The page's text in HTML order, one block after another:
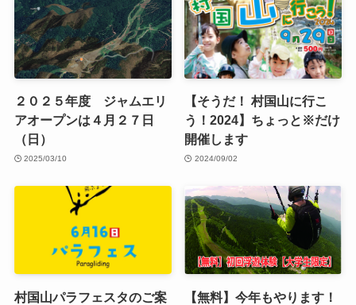
２０２５年度 ジャムエリ
アオープンは４月２７日
（日）
2025/03/10
【そうだ！ 村国山に行こ
う！2024】ちょっと※だけ
開催します
2024/09/02
村国山パラフェスタのご案
【無料】今年もやります！